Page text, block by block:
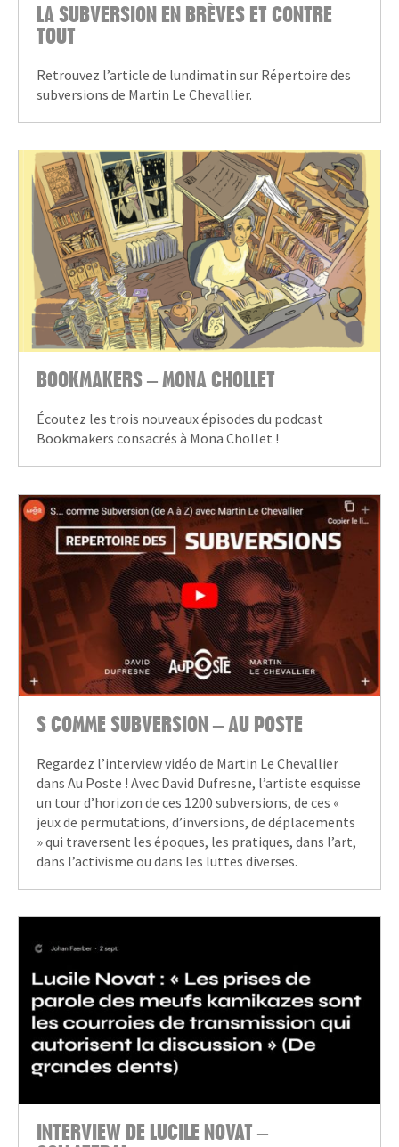
LA SUBVERSION EN BRÈVES ET CONTRE
TOUT
Retrouvez l’article de lundimatin sur Répertoire des
subversions de Martin Le Chevallier.
BOOKMAKERS – MONA CHOLLET
Écoutez les trois nouveaux épisodes du podcast
Bookmakers consacrés à Mona Chollet !
S COMME SUBVERSION – AU POSTE
Regardez l’interview vidéo de Martin Le Chevallier
dans Au Poste ! Avec David Dufresne, l’artiste esquisse
un tour d’horizon de ces 1200 subversions, de ces «
jeux de permutations, d’inversions, de déplacements
» qui traversent les époques, les pratiques, dans l’art,
dans l’activisme ou dans les luttes diverses.
INTERVIEW DE LUCILE NOVAT –